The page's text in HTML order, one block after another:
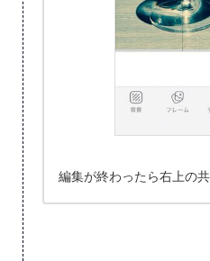
編集が終わったら右上の